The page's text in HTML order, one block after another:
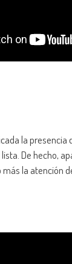
la presencia
De hecho,
la atención